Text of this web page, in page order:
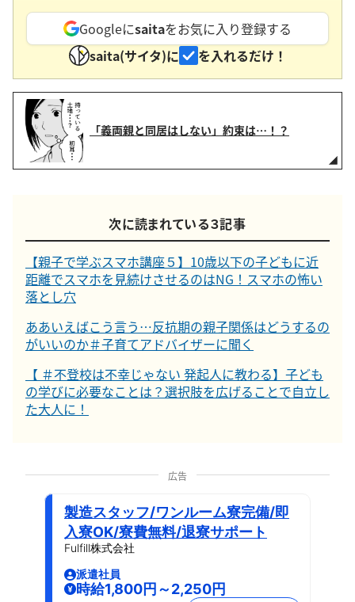
Googleにsaitaをお気に入り登録する
saita(サイタ)に
を入れるだけ！
「義両親と同居はしない」約束は…！？
次に読まれている３記事
【親子で学ぶスマホ講座５】10歳以下の子どもに近
距離でスマホを見続けさせるのはNG！スマホの怖い
落とし穴
ああいえばこう言う…反抗期の親子関係はどうするの
がいいのか＃子育てアドバイザーに聞く
【 ＃不登校は不幸じゃない 発起人に教わる】子ども
の学びに必要なことは？選択肢を広げることで自立し
た大人に！
広告
製造スタッフ/ワンルーム寮完備/即
入寮OK/寮費無料/退寮サポート
Fulfill株式会社
派遣社員
時給1,800円～2,250円